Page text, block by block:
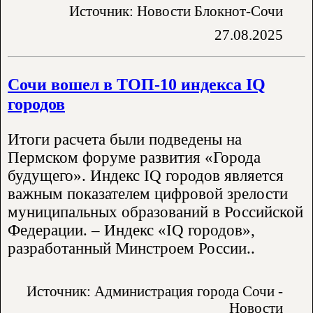
Источник: Новости Блокнот-Сочи
27.08.2025
Сочи вошел в ТОП-10 индекса IQ
городов
Итоги расчета были подведены на
Пермском форуме развития «Города
будущего». Индекс IQ городов является
важным показателем цифровой зрелости
муниципальных образований в Российской
Федерации. – Индекс «IQ городов»,
разработанный Минстроем России..
Источник: Администрация города Сочи -
Новости